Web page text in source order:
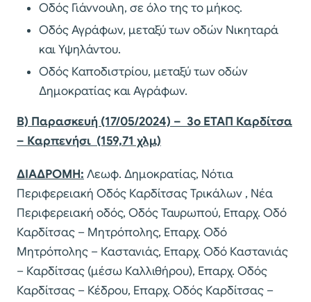
Οδός Γιάννουλη, σε όλο της το μήκος.
Οδός Αγράφων, μεταξύ των οδών Νικηταρά
και Υψηλάντου.
Οδός Καποδιστρίου, μεταξύ των οδών
Δημοκρατίας και Αγράφων.
Β) Παρασκευή (17/05/2024) – 3ο ΕΤΑΠ Καρδίτσα
– Καρπενήσι (159,71 χλμ)
ΔΙΑΔΡΟΜΗ: Λεωφ. Δημοκρατίας, Νότια
Περιφερειακή Οδός Καρδίτσας Τρικάλων , Νέα
Περιφερειακή οδός, Οδός Ταυρωπού, Επαρχ. Οδό
Καρδίτσας – Μητρόπολης, Επαρχ. Οδό
Μητρόπολης – Καστανιάς, Επαρχ. Οδό Καστανιάς
– Καρδίτσας (μέσω Καλλιθήρου), Επαρχ. Οδός
Καρδίτσας – Κέδρου, Επαρχ. Οδός Καρδίτσας –